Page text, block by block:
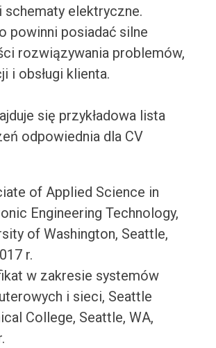
schematy elektryczne.
powinni posiadać silne
rozwiązywania problemów,
i obsługi klienta.
się przykładowa lista
odpowiednia dla CV
of Applied Science in
Engineering Technology,
of Washington, Seattle,
r.
w zakresie systemów
i sieci, Seattle
College, Seattle, WA,